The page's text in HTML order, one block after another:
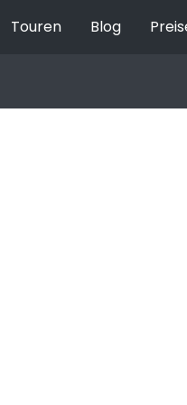
Touren Blog